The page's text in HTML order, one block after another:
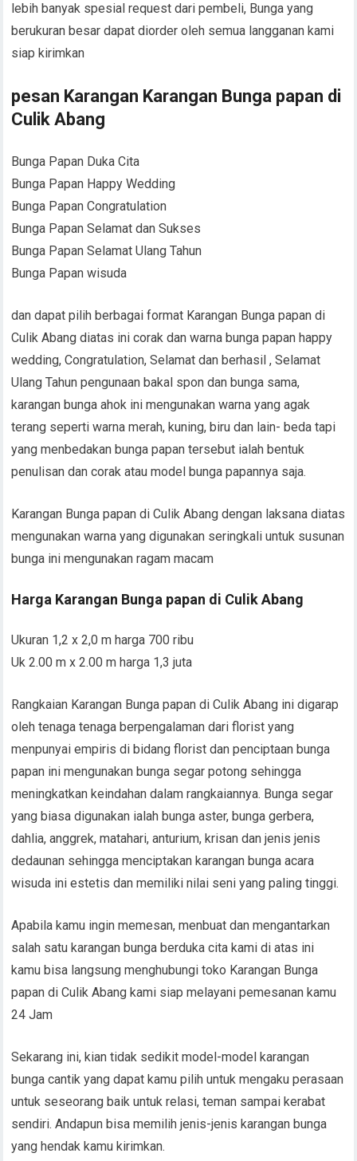
lebih banyak spesial request dari pembeli, Bunga yang
berukuran besar dapat diorder oleh semua langganan kami
siap kirimkan
pesan Karangan Karangan Bunga papan di
Culik Abang
Bunga Papan Duka Cita
Bunga Papan Happy Wedding
Bunga Papan Congratulation
Bunga Papan Selamat dan Sukses
Bunga Papan Selamat Ulang Tahun
Bunga Papan wisuda
dan dapat pilih berbagai format Karangan Bunga papan di
Culik Abang diatas ini corak dan warna bunga papan happy
wedding, Congratulation, Selamat dan berhasil , Selamat
Ulang Tahun pengunaan bakal spon dan bunga sama,
karangan bunga ahok ini mengunakan warna yang agak
terang seperti warna merah, kuning, biru dan lain- beda tapi
yang menbedakan bunga papan tersebut ialah bentuk
penulisan dan corak atau model bunga papannya saja.
Karangan Bunga papan di Culik Abang dengan laksana diatas
mengunakan warna yang digunakan seringkali untuk susunan
bunga ini mengunakan ragam macam
Harga Karangan Bunga papan di Culik Abang
Ukuran 1,2 x 2,0 m harga 700 ribu
Uk 2.00 m x 2.00 m harga 1,3 juta
Rangkaian Karangan Bunga papan di Culik Abang ini digarap
oleh tenaga tenaga berpengalaman dari florist yang
menpunyai empiris di bidang florist dan penciptaan bunga
papan ini mengunakan bunga segar potong sehingga
meningkatkan keindahan dalam rangkaiannya. Bunga segar
yang biasa digunakan ialah bunga aster, bunga gerbera,
dahlia, anggrek, matahari, anturium, krisan dan jenis jenis
dedaunan sehingga menciptakan karangan bunga acara
wisuda ini estetis dan memiliki nilai seni yang paling tinggi.
Apabila kamu ingin memesan, menbuat dan mengantarkan
salah satu karangan bunga berduka cita kami di atas ini
kamu bisa langsung menghubungi toko Karangan Bunga
papan di Culik Abang kami siap melayani pemesanan kamu
24 Jam
Sekarang ini, kian tidak sedikit model-model karangan
bunga cantik yang dapat kamu pilih untuk mengaku perasaan
untuk seseorang baik untuk relasi, teman sampai kerabat
sendiri. Andapun bisa memilih jenis-jenis karangan bunga
yang hendak kamu kirimkan.